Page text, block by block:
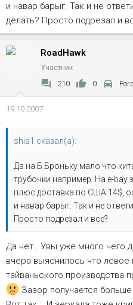
и навар барыг. Так и не
делать? Просто подрезал и
RoadHawk
Участник
210 0
19.10.2007
shia1 сказал(а):
Да на Б.Броньку мало что
трубочки например. На e-bay
плюс доставка по США 14$,
и навар барыг. Так и не
Просто подрезал и все?
Да нет.. Увы уже много чего
вчера выяснилось что
тайваньского производства
Зазор получается